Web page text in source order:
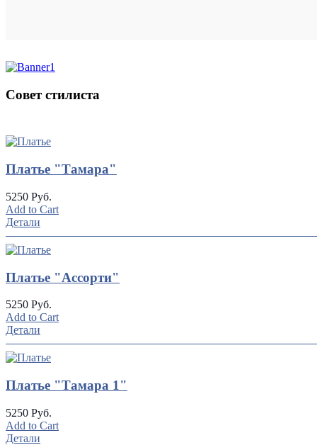
Совет стилиста
Платье "Тамара"
5250 Руб.
Add to Cart
Детали
Платье "Ассорти"
5250 Руб.
Add to Cart
Детали
Платье "Тамара 1"
5250 Руб.
Add to Cart
Детали